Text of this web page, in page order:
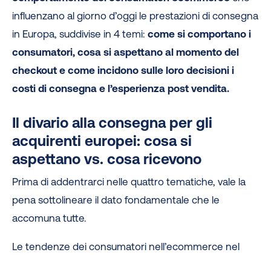
influenzano al giorno d’oggi le prestazioni di consegna
in Europa, suddivise in 4 temi:come si comportano i
consumatori, cosa si aspettano al momento del
checkout e come incidono sulle loro decisioni i
costi di consegna e l’esperienza post vendita.
Il divario alla consegna per gli
acquirenti europei: cosa si
aspettano vs. cosa ricevono
Prima di addentrarci nelle quattro tematiche, vale la
pena sottolineare il dato fondamentale che le
accomuna tutte.
Le tendenze dei consumatori nell’ecommerce nel